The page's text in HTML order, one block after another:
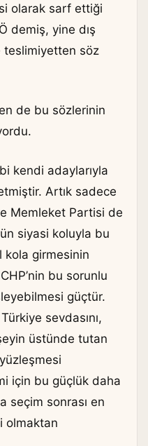
olarak sarf ettiği
demiş, yine dış
teslimiyetten söz
de bu sözlerinin
kendi adaylarıyla
Artık sadece
Memleket Partisi de
siyasi koluyla bu
kola girmesinin
bu sorunlu
güçtür.
sevdasını,
üstünde tutan
için bu güçlük daha
seçim sonrası en
olmaktan